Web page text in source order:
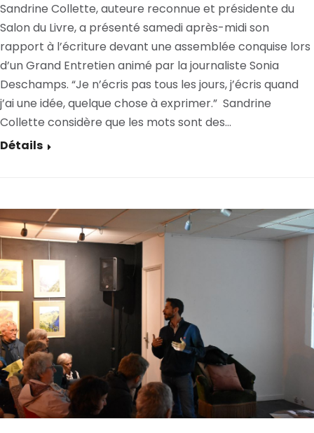
Sandrine Collette, auteure reconnue et présidente du
Salon du Livre, a présenté samedi après-midi son
rapport à l’écriture devant une assemblée conquise lors
d’un Grand Entretien animé par la journaliste Sonia
Deschamps. “Je n’écris pas tous les jours, j’écris quand
j’ai une idée, quelque chose à exprimer.” Sandrine
Collette considère que les mots sont des…
Détails